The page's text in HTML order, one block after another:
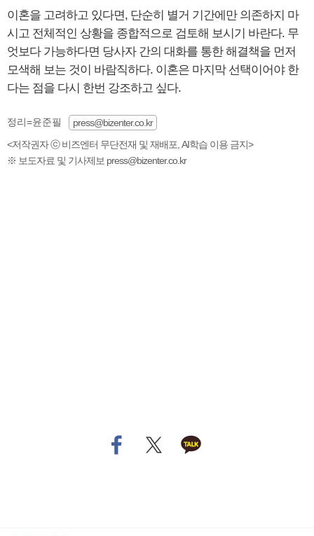
이혼을 고려하고 있다면, 단순히 별거 기간에만 의존하지 마
시고 전체적인 상황을 종합적으로 검토해 보시기 바란다. 무
엇보다 가능하다면 당사자 간의 대화를 통한 해결책을 먼저
모색해 보는 것이 바람직하다. 이혼은 마지막 선택이어야 한
다는 점을 다시 한번 강조하고 싶다.
정리=윤준필
press@bizenter.co.kr
<저작권자 ⓒ 비즈엔터 무단전재 및 재배포, AI학습 이용 금지>
※ 보도자료 및 기사제보 press@bizenter.co.kr